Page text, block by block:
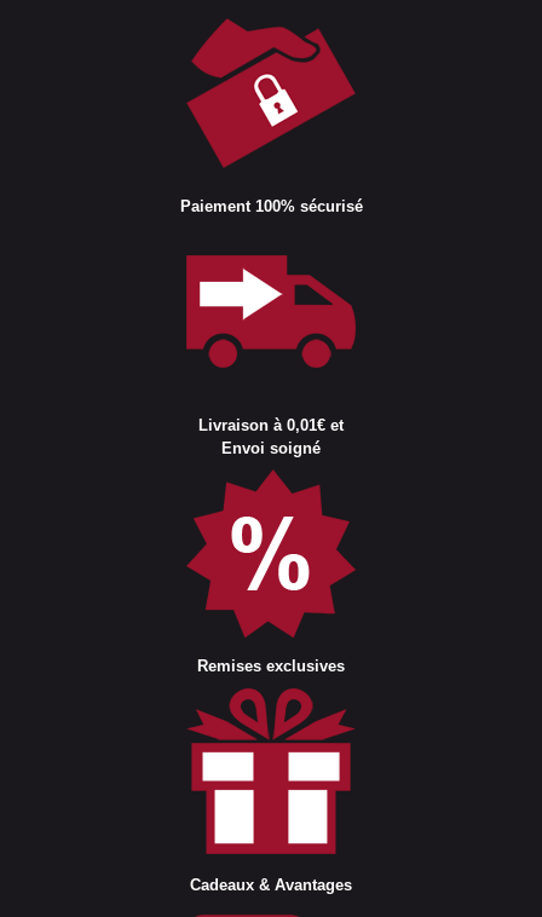
Paiement 100% sécurisé
Livraison à 0,01€ et
Envoi soigné
Remises exclusives
Cadeaux & Avantages